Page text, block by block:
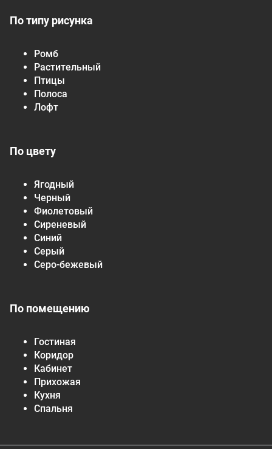
По типу рисунка
Ромб
Растительный
Птицы
Полоса
Лофт
По цвету
Ягодный
Черный
Фиолетовый
Сиреневый
Синий
Серый
Серо-бежевый
По помещению
Гостиная
Коридор
Кабинет
Прихожая
Кухня
Спальня